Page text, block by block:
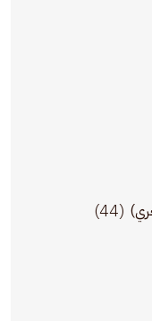
(44)